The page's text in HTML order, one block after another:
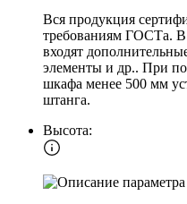
Вся продукция
требованиям ГОСТа.
входят
элементы и др.. При
шкафа менее 500 мм
штанга.
Высота: